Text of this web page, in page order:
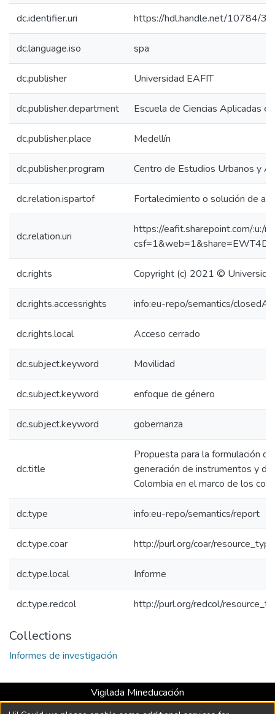
dc.identifier.uri https://hdl.handle.net/10784/
dc.language.iso spa
dc.publisher Universidad EAFIT
dc.publisher.department Escuela de Ciencias Aplicadas e
dc.publisher.place Medellín
dc.publisher.program Centro de Estudios Urbanos y
dc.relation.ispartof Fortalecimiento o solución de
dc.relation.uri
https://eafit.sharepoint.com/:u:/
dc.rights Copyright (c) 2021 ©
dc.rights.accessrights info:eu-repo/semantics/
dc.rights.local Acceso cerrado
dc.subject.keyword Movilidad
dc.subject.keyword enfoque de género
dc.subject.keyword gobernanza
dc.title
Propuesta para la formulación
generación de instrumentos y
Colombia en el marco de los
dc.type info:eu-repo/semantics/report
dc.type.coar http://purl.org/coar/
dc.type.local Informe
dc.type.redcol http://purl.org/redcol/
Collections
Informes de investigación
Vigilada Mineducación
Universidad con Acreditación Institucional hasta 2026 -